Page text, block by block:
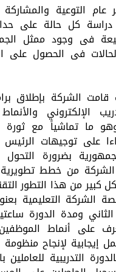
التوعية والمشاركة
دراسة كل حالة على
فى وجود ممثل
فى الحصول على
الشركة بإطلاق
الإلكتروني
ما تماشياً مع
على توجيهات الرئيس
بضرورة التحول
الشركة من خطط
كبير من هذا التطور
الشركة التعليمية
ومدة الدورة
على أنماط
إيجابية لإنجاح
التدريبية للعاملين